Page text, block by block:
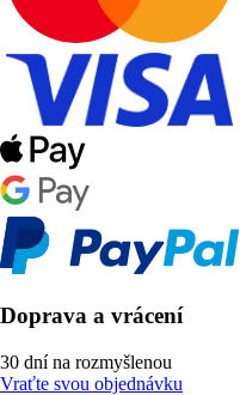
Doprava a vrácení
30 dní na rozmyšlenou
Vraťte svou objednávku